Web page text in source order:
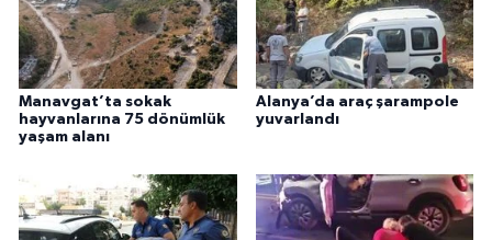
Manavgat’ta sokak
hayvanlarına 75 dönümlük
yaşam alanı
Alanya’da araç şarampole
yuvarlandı